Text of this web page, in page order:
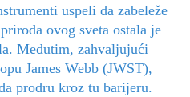
uspeli da zabeleže
ovog sveta ostala je
Međutim, zahvaljujući
James Webb (JWST),
prodru kroz tu barijeru.